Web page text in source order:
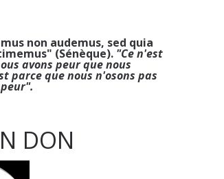
non audemus, sed quia
(Sénèque). "Ce n'est
avons peur que nous
parce que nous n'osons pas
DON